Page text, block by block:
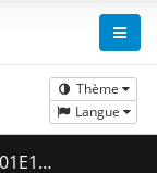
Thème
Langue
MB )